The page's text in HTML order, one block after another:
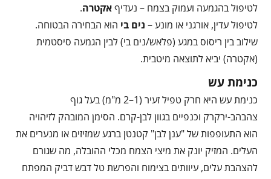
לטיפול בהגמעה ועמוק בצמח – נעדיףאקטרה.
לטיפול עדין, אורגני או מונע – נים בי הוא הבחירה הבטוחה.
שילוב בין ריסוס במגע (פלאש/נים בי) לבין הגמעה סיסטמית
(אקטרה) יביא לתוצאה מיטבית.
כנימת עש
כנימת עש היא חרק טפיל זעיר (1–2 מ"מ) בעל גוף
צהבהב-ירקרק וכנפיים בגוון לבן-קרם. הסימן המובהק לזיהויה
הוא התעופפות של "ענן לבן" קטנטן ברגע שמזיזים או מנערים את
העלים. המזיק יונק את מיצי הצמח מכלי ההובלה, מה שגורם
להצהבת עלים, עיוותים בצימוח והפרשת טל דבש דביק המפתח